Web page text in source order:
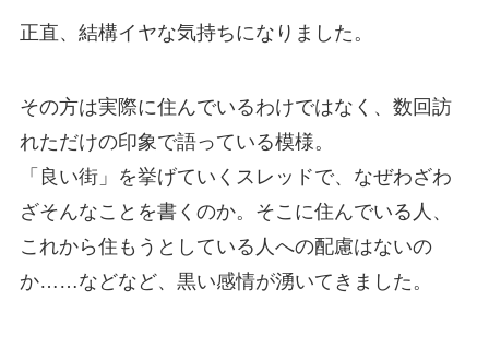
正直、結構イヤな気持ちになりました。
その方は実際に住んでいるわけではなく、数回訪
れただけの印象で語っている模様。
「良い街」を挙げていくスレッドで、なぜわざわ
ざそんなことを書くのか。そこに住んでいる人、
これから住もうとしている人への配慮はないの
か……などなど、黒い感情が湧いてきました。